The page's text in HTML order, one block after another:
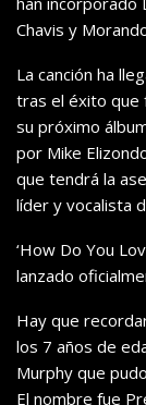
Chavis y
La canción ha
tras el éxito que
su próximo
por Mike
que tendrá la
líder y vocalista
‘How Do You
lanzado
Hay que
los 7 años de
Murphy que
El nombre fue